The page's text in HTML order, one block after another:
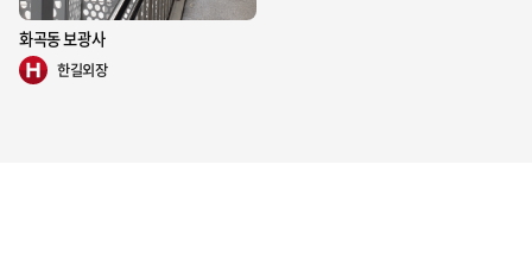
화곡동 보광사
한길외장